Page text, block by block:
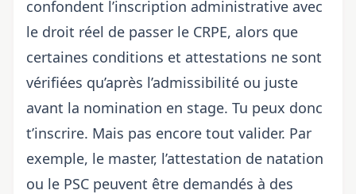
confondent l’inscription administrative avec
le droit réel de passer le CRPE, alors que
certaines conditions et attestations ne sont
vérifiées qu’après l’admissibilité ou juste
avant la nomination en stage. Tu peux donc
t’inscrire. Mais pas encore tout valider. Par
exemple, le master, l’attestation de natation
ou le PSC peuvent être demandés à des